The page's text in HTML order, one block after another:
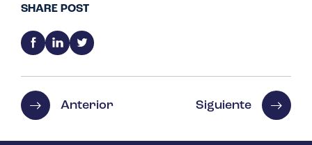
SHARE POST
Anterior Siguiente